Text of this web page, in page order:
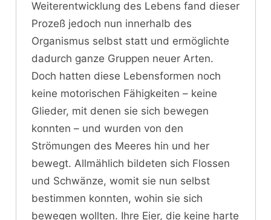
Weiterentwicklung des Lebens fand dieser
Prozeß jedoch nun innerhalb des
Organismus selbst statt und ermöglichte
dadurch ganze Gruppen neuer Arten.
Doch hatten diese Lebensformen noch
keine motorischen Fähigkeiten – keine
Glieder, mit denen sie sich bewegen
konnten – und wurden von den
Strömungen des Meeres hin und her
bewegt. Allmählich bildeten sich Flossen
und Schwänze, womit sie nun selbst
bestimmen konnten, wohin sie sich
bewegen wollten. Ihre Eier, die keine harte